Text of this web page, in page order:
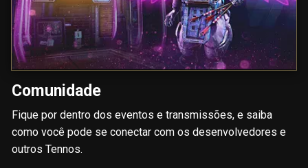
Comunidade
Fique por dentro dos eventos e transmissões, e saiba
como você pode se conectar com os desenvolvedores e
outros Tennos.